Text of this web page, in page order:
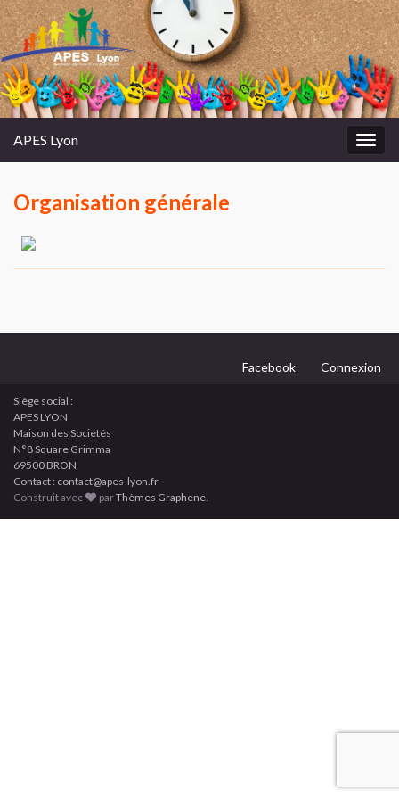
APES Lyon
Organisation générale
Facebook Connexion
Siège social :
APES LYON
Maison des Sociétés
N°8 Square Grimma
69500 BRON
Contact : contact@apes-lyon.fr
Construit avec
parThèmes Graphene